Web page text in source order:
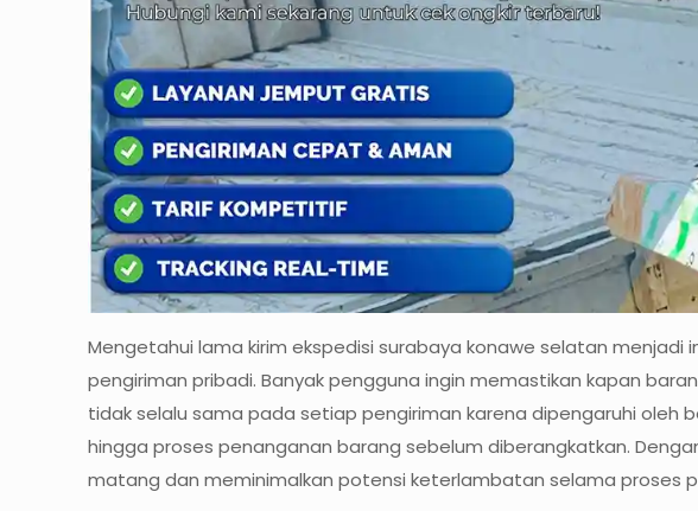
Mengetahui lama kirim ekspedisi surabaya konawe selatan
pengiriman pribadi. Banyak pengguna ingin memastikan kapan
tidak selalu sama pada setiap pengiriman karena dipengaruhi oleh
hingga proses penanganan barang sebelum diberangkatkan.
matang dan meminimalkan potensi keterlambatan selama proses